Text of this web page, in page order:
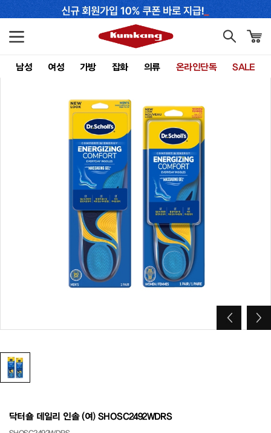
남성 여성 가방 잡화 의류 온라인단독 SALE
닥터숄 데일리 인솔 (여) SHOSC2492WDRS